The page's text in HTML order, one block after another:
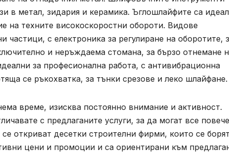
в метал, зидария и керамика. Ъглошлайфите са
на техните високоскоростни обороти. Видове
частици, с електроника за регулиране на оборотите,
и неръждаема стомана, за бързо отнемане
за професионална работа, с антивибрационна
се ръкохватка, за тънки срезове и леко шлайфане.
време, изисква постоянно внимание и активност.
с предлаганите услуги, за да могат все повече
откриват десетки строителни фирми, които се
цени и промоции и са ориентирани към